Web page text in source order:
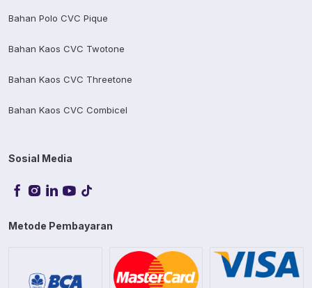
Bahan Polo CVC Pique
Bahan Kaos CVC Twotone
Bahan Kaos CVC Threetone
Bahan Kaos CVC Combicel
Sosial Media
Metode Pembayaran